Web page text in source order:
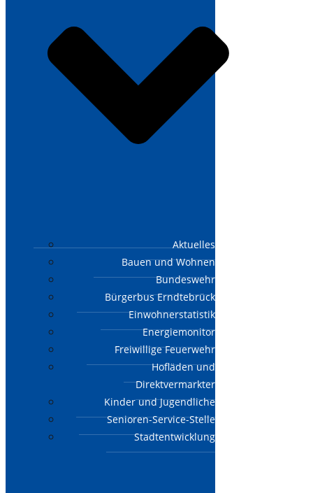
Aktuelles
Bauen und Wohnen
Bundeswehr
Bürgerbus Erndtebrück
Einwohnerstatistik
Energiemonitor
Freiwillige Feuerwehr
Hofläden und
Direktvermarkter
Kinder und Jugendliche
Senioren-Service-Stelle
Stadtentwicklung